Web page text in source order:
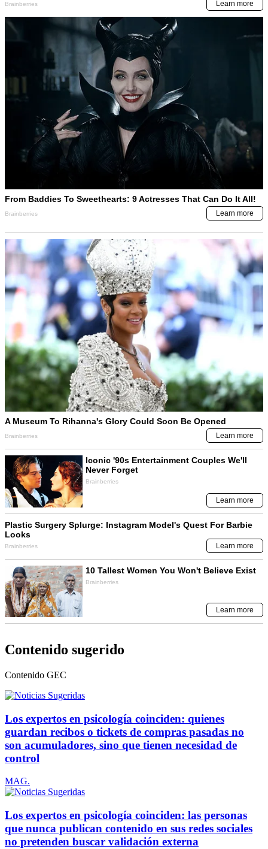
Contenido sugerido
Contenido GEC
Los expertos en psicología coinciden: quienes
guardan recibos o tickets de compras pasadas no
son acumuladores, sino que tienen necesidad de
control
MAG.
Los expertos en psicología coinciden: las personas
que nunca publican contenido en sus redes sociales
no pretenden buscar validación externa